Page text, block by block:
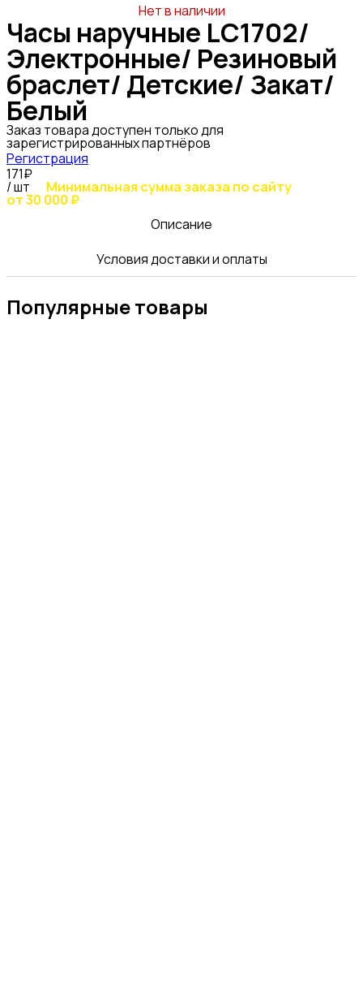
Нет в наличии
Часы наручные LC1702/
Электронные/ Резиновый
браслет/ Детские/ Закат/
Белый
Заказ товара доступен только для
зарегистрированных партнёров
Регистрация
171₽
/ шт Минимальная сумма заказа по сайту
от 30 000 ₽
Описание
Условия доставки и оплаты
Популярные товары